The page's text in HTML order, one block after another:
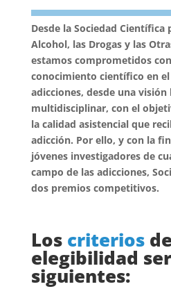
Desde la Sociedad Científica
Alcohol, las Drogas y las
estamos comprometidos
conocimiento científico en
adicciones, desde una
multidisciplinar, con el
la calidad asistencial que
adicción. Por ello, y con la
jóvenes investigadores de
campo de las adicciones,
dos premios competitivos.
Los criteriosde
elegibilidad
siguientes: